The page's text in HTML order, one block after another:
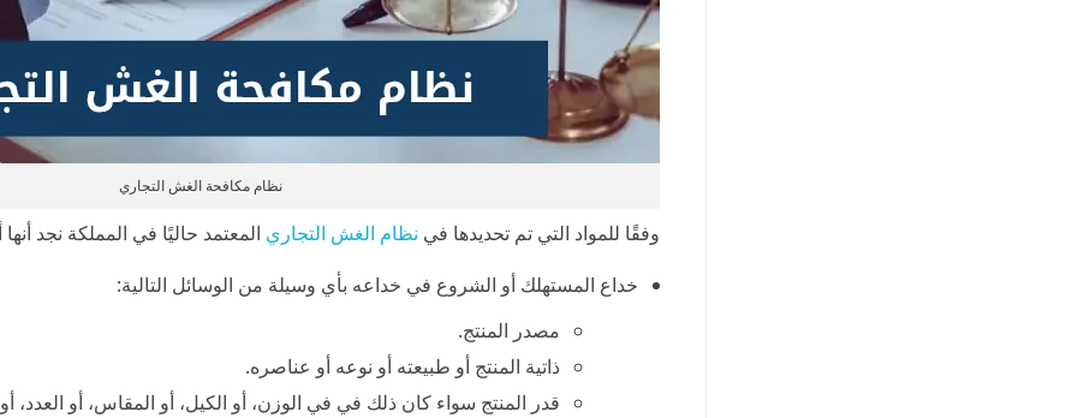
نظام مكافحة الغش التجاري
وفقًا للمواد التي تم تحديدها في نظام الغش التجاري المعتمد حاليًا في المملكة نجد
خداع المستهلك أو الشروع في خداعه بأي وسيلة من الوسائل التالية:
مصدر المنتج.
ذاتية المنتج أو طبيعته أو نوعه أو عناصره.
قدر المنتج سواء كان ذلك في في الوزن، أو الكيل، أو المقاس، أو العدد، أو